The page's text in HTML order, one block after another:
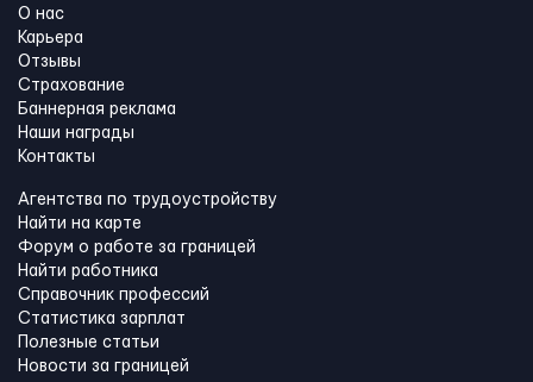
О нас
Карьера
Отзывы
Страхование
Баннерная реклама
Наши награды
Контакты
Агентства по трудоустройству
Найти на карте
Форум о работе за границей
Найти работника
Справочник профессий
Статистика зарплат
Полезные статьи
Новости за границей